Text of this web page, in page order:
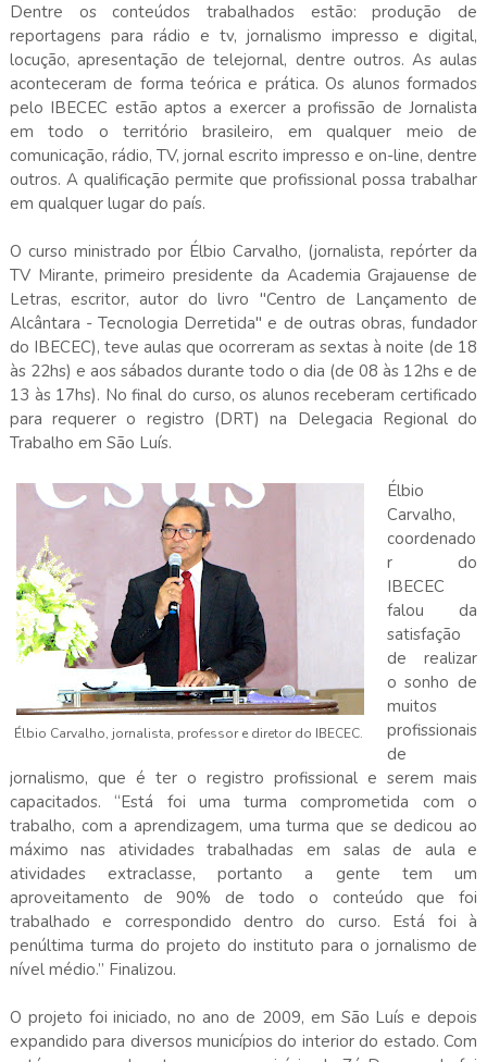
Dentre os conteúdos trabalhados estão: produção de
reportagens para rádio e tv, jornalismo impresso e digital,
locução, apresentação de telejornal, dentre outros. As aulas
aconteceram de forma teórica e prática. Os alunos formados
pelo IBECEC estão aptos a exercer a profissão de Jornalista
em todo o território brasileiro, em qualquer meio de
comunicação, rádio, TV, jornal escrito impresso e on-line, dentre
outros. A qualificação permite que profissional possa trabalhar
em qualquer lugar do país.
O curso ministrado por Élbio Carvalho, (jornalista, repórter da
TV Mirante, primeiro presidente da Academia Grajauense de
Letras, escritor, autor do livro "Centro de Lançamento de
Alcântara - Tecnologia Derretida" e de outras obras, fundador
do IBECEC), teve aulas que ocorreram as sextas à noite (de 18
às 22hs) e aos sábados durante todo o dia (de 08 às 12hs e de
13 às 17hs). No final do curso, os alunos receberam certificado
para requerer o registro (DRT) na Delegacia Regional do
Trabalho em São Luís.
Élbio Carvalho, jornalista, professor e diretor do IBECEC.
Élbio
Carvalho,
coordenado
r do
IBECEC
falou da
satisfação
de realizar
o sonho de
muitos
profissionais
de
jornalismo, que é ter o registro profissional e serem mais
capacitados. “Está foi uma turma comprometida com o
trabalho, com a aprendizagem, uma turma que se dedicou ao
máximo nas atividades trabalhadas em salas de aula e
atividades extraclasse, portanto a gente tem um
aproveitamento de 90% de todo o conteúdo que foi
trabalhado e correspondido dentro do curso. Está foi à
penúltima turma do projeto do instituto para o jornalismo de
nível médio.” Finalizou.
O projeto foi iniciado, no ano de 2009, em São Luís e depois
expandido para diversos municípios do interior do estado. Com